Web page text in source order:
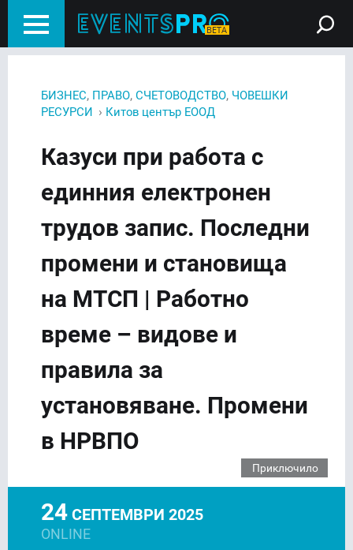
БИЗНЕС, ПРАВО, СЧЕТОВОДСТВО, ЧОВЕШКИ
РЕСУРСИ › Китов център ЕООД
Казуси при работа с
единния електронен
трудов запис. Последни
промени и становища
на МТСП | Работно
време – видове и
правила за
установяване. Промени
в НРВПО
Приключило
24СЕПТЕМВРИ 2025
ONLINE